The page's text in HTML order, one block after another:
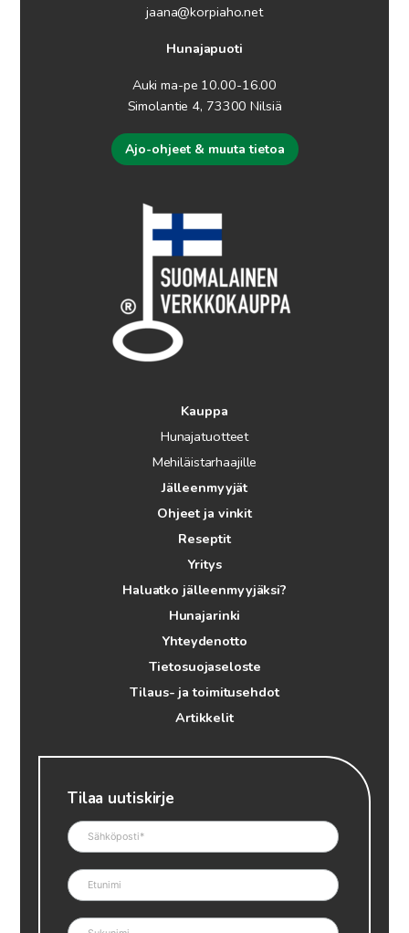
jaana@korpiaho.net
Hunajapuoti
Auki ma-pe 10.00-16.00
Simolantie 4, 73300 Nilsiä
Ajo-ohjeet & muuta tietoa
Kauppa
Hunajatuotteet
Mehiläistarhaajille
Jälleenmyyjät
Ohjeet ja vinkit
Reseptit
Yritys
Haluatko jälleenmyyjäksi?
Hunajarinki
Yhteydenotto
Tietosuojaseloste
Tilaus- ja toimitusehdot
Artikkelit
Tilaa uutiskirje